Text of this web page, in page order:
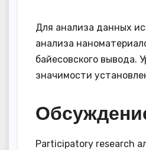
Для анализа данных
анализа
байесовского вывода.
значимости
Participatory research